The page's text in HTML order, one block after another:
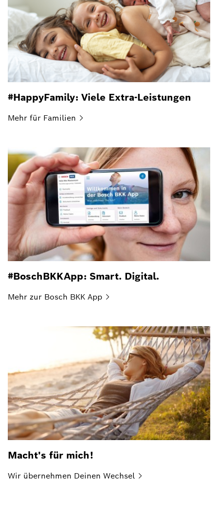
#HappyFamily: Viele Extra-Leistungen
Mehr für Familien
#BoschBKKApp: Smart. Digital.
Mehr zur Bosch BKK App
Macht's für mich!
Wir übernehmen Deinen Wechsel